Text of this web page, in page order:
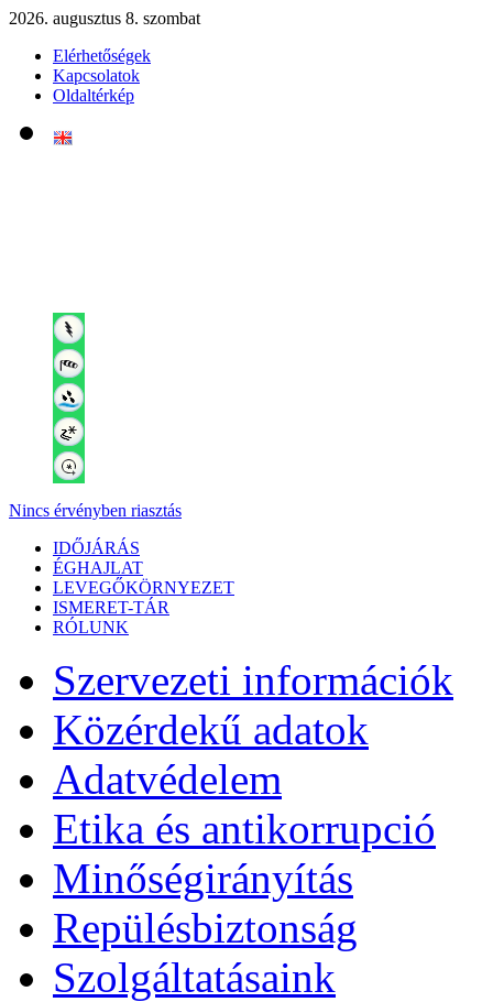
2026. augusztus 8. szombat
Elérhetőségek
Kapcsolatok
Oldaltérkép
Nincs érvényben riasztás
IDŐJÁRÁS
ÉGHAJLAT
LEVEGŐKÖRNYEZET
ISMERET-TÁR
RÓLUNK
Szervezeti információk
Közérdekű adatok
Adatvédelem
Etika és antikorrupció
Minőségirányítás
Repülésbiztonság
Szolgáltatásaink